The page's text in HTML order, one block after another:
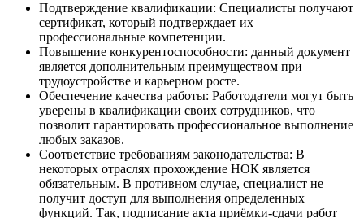
Подтверждение квалификации: Специалисты получают
сертификат, который подтверждает их
профессиональные компетенции.
Повышение конкурентоспособности: данный документ
является дополнительным преимуществом при
трудоустройстве и карьерном росте.
Обеспечение качества работы: Работодатели могут быть
уверены в квалификации своих сотрудников, что
позволит гарантировать профессиональное выполнение
любых заказов.
Соответствие требованиям законодательства: В
некоторых отраслях прохождение НОК является
обязательным. В противном случае, специалист не
получит доступ для выполнения определенных
функций. Так, подписание акта приёмки-сдачи работ